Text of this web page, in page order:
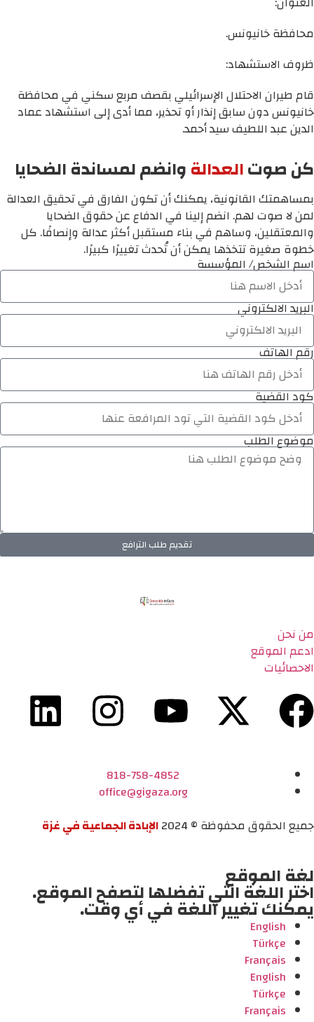
محافظة خانيونس.
ظروف الاستشهاد:
قام طيران الاحتلال الإسرائيلي بقصف مربع سكني في محافظة
خانيونس دون سابق إنذار أو تحذير، مما أدى إلى استشهاد عماد
الدين عبد اللطيف سيد أحمد.
كن صوتالعدالةوانضم لمساندة الضحايا
بمساهمتك القانونية، يمكنك أن تكون الفارق في تحقيق العدالة
لمن لا صوت لهم. انضم إلينا في الدفاع عن حقوق الضحايا
والمعتقلين، وساهم في بناء مستقبل أكثر عدالة وإنصافًا. كل
خطوة صغيرة تتخذها يمكن أن تُحدث تغييرًا كبيرًا.
اسم الشخص/ المؤسسة
البريد الالكتروني
رقم الهاتف
كود القضية
موضوع الطلب
تقديم طلب الترافع
من نحن
ادعم الموقع
الاحصائيات
818-758-4852
office@gigaza.org
جميع الحقوق محفوظة © 2024
الإبادة الجماعية في غزة
لغة الموقع
اختر اللغة التي تفضلها لتصفح الموقع.
يمكنك تغيير اللغة في أي وقت.
English
Türkçe
Français
English
Türkçe
Français